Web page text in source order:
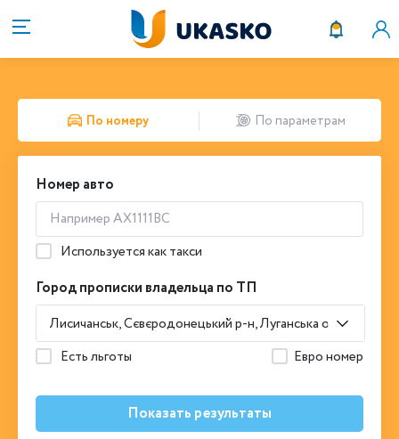
По номеру По параметрам
Номер авто
Используется как такси
Город прописки владельца по ТП
Лисичанськ, Сєвєродонецький р-н, Луганська обл.
Есть льготы
Евро номер
Показать результаты